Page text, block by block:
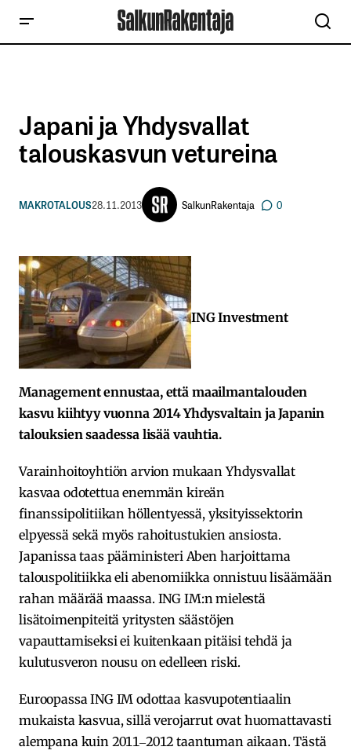
Japani ja Yhdysvallat
talouskasvun vetureina
MAKROTALOUS28.11.2013 SalkunRakentaja 0
ING Investment
Management ennustaa, että maailmantalouden
kasvu kiihtyy vuonna 2014 Yhdysvaltain ja Japanin
talouksien saadessa lisää vauhtia.
Varainhoitoyhtiön arvion mukaan Yhdysvallat
kasvaa odotettua enemmän kireän
finanssipolitiikan höllentyessä, yksityissektorin
elpyessä sekä myös rahoitustukien ansiosta.
Japanissa taas pääministeri Aben harjoittama
talouspolitiikka eli abenomiikka onnistuu lisäämään
rahan määrää maassa. ING IM:n mielestä
lisätoimenpiteitä yritysten säästöjen
vapauttamiseksi ei kuitenkaan pitäisi tehdä ja
kulutusveron nousu on edelleen riski.
Euroopassa ING IM odottaa kasvupotentiaalin
mukaista kasvua, sillä verojarrut ovat huomattavasti
alempana kuin 2011‒2012 taantuman aikaan. Tästä